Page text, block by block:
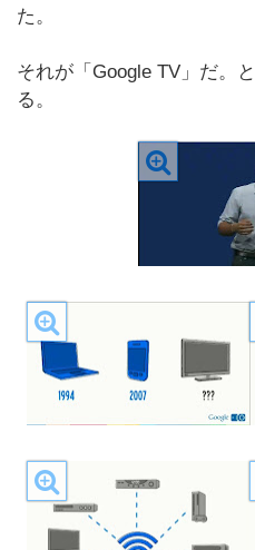
た。
それが「Google TV」だ。
る。